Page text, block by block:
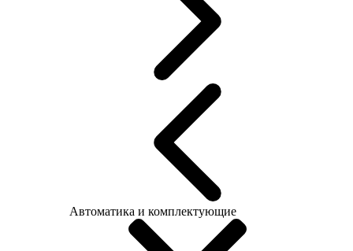
Автоматика и комплектующие